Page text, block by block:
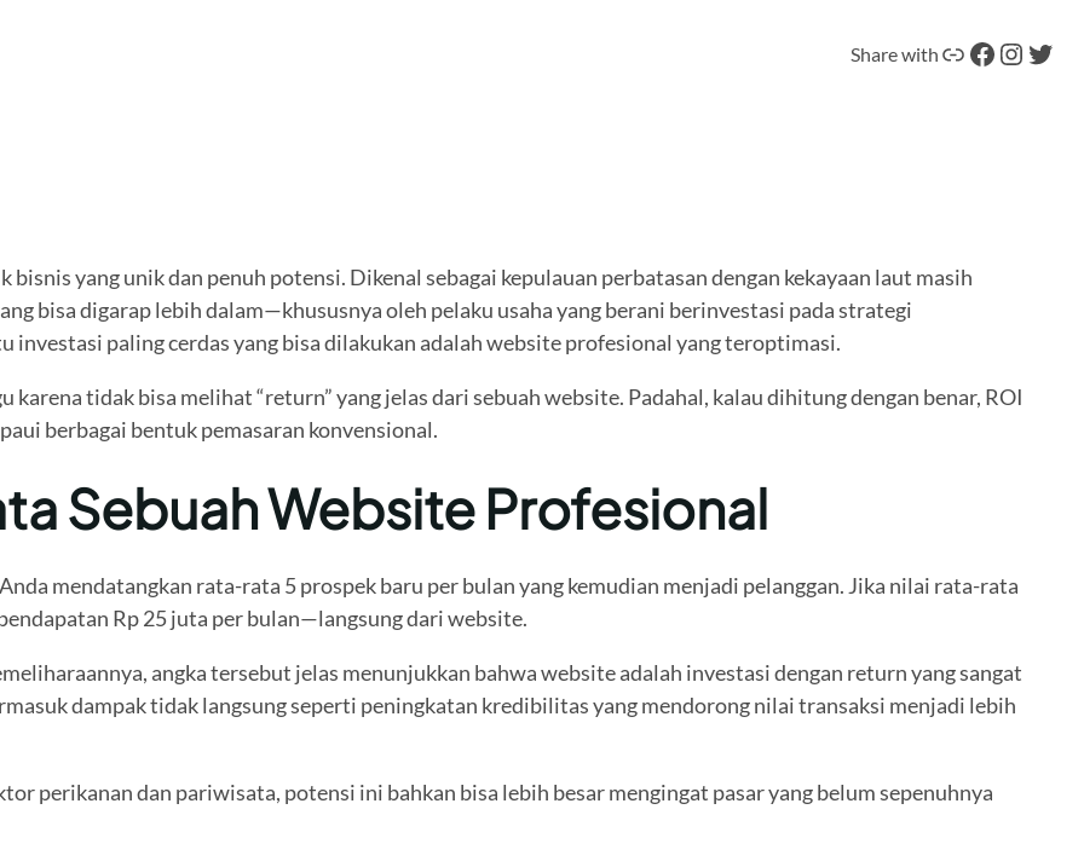
Share with Tautan Facebook Instagram Twitter
yang unik dan penuh potensi. Dikenal sebagai kepulauan perbatasan dengan kekayaan laut masih
bisa digarap lebih dalam—khususnya oleh pelaku usaha yang berani berinvestasi pada strategi
investasi paling cerdas yang bisa dilakukan adalah website profesional yang teroptimasi.
karena tidak bisa melihat “return” yang jelas dari sebuah website. Padahal, kalau dihitung dengan benar, ROI
berbagai bentuk pemasaran konvensional.
Sebuah Website Profesional
mendatangkan rata-rata 5 prospek baru per bulan yang kemudian menjadi pelanggan. Jika nilai rata-rata
Rp 25 juta per bulan—langsung dari website.
angka tersebut jelas menunjukkan bahwa website adalah investasi dengan return yang sangat
dampak tidak langsung seperti peningkatan kredibilitas yang mendorong nilai transaksi menjadi lebih
perikanan dan pariwisata, potensi ini bahkan bisa lebih besar mengingat pasar yang belum sepenuhnya